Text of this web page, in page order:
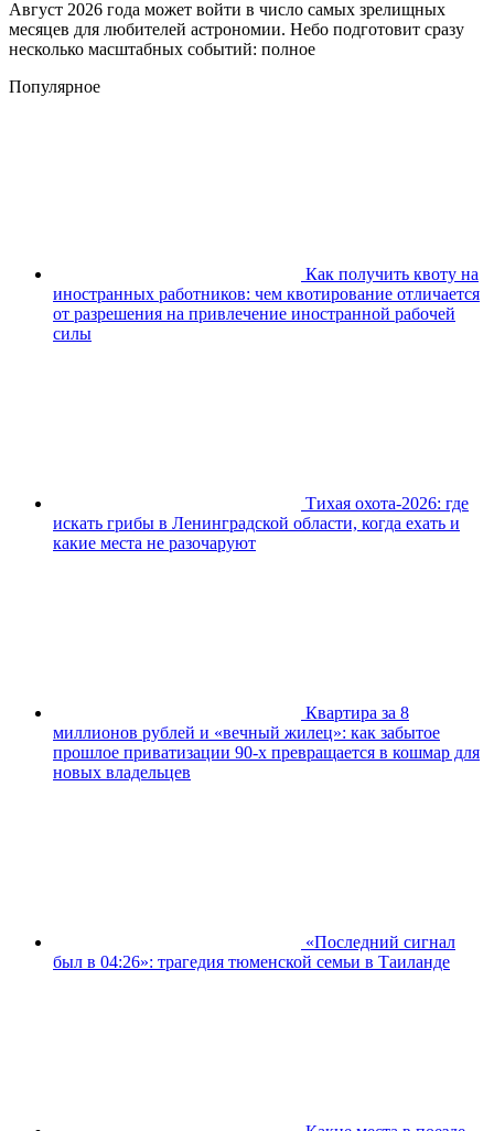
Август 2026 года может войти в число самых зрелищных
месяцев для любителей астрономии. Небо подготовит сразу
несколько масштабных событий: полное
Популярное
Как получить квоту на
иностранных работников: чем квотирование отличается
от разрешения на привлечение иностранной рабочей
силы
Тихая охота-2026: где
искать грибы в Ленинградской области, когда ехать и
какие места не разочаруют
Квартира за 8
миллионов рублей и «вечный жилец»: как забытое
прошлое приватизации 90-х превращается в кошмар для
новых владельцев
«Последний сигнал
был в 04:26»: трагедия тюменской семьи в Таиланде